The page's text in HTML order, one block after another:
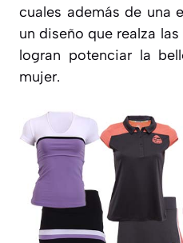
cuales además de una
un diseño que realza
logran potenciar la
mujer.